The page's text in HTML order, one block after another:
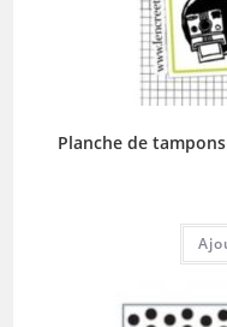
Planche de tampons